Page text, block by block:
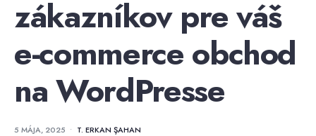
zákazníkov pre váš
e-commerce obchod
na WordPresse
5 MÁJA, 2025 • T. ERKAN ŞAHAN